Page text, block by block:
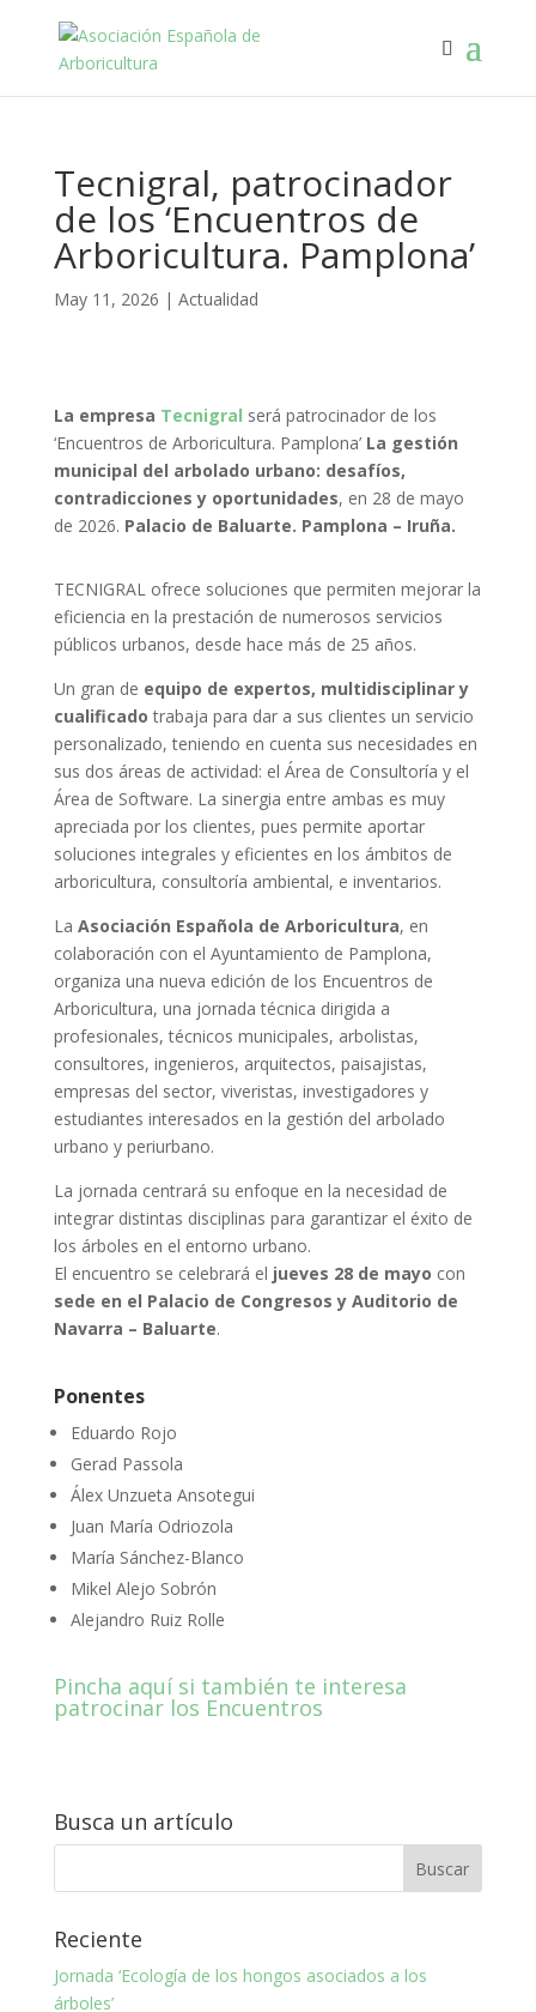
Tecnigral, patrocinador
de los ‘Encuentros de
Arboricultura. Pamplona’
May 11, 2026 | Actualidad
La empresa Tecnigral será patrocinador de los
‘Encuentros de Arboricultura. Pamplona’ La gestión
municipal del arbolado urbano: desafíos,
contradicciones y oportunidades, en 28 de mayo
de 2026. Palacio de Baluarte. Pamplona – Iruña.
TECNIGRAL ofrece soluciones que permiten mejorar la
eficiencia en la prestación de numerosos servicios
públicos urbanos, desde hace más de 25 años.
Un gran de equipo de expertos, multidisciplinar y
cualificado trabaja para dar a sus clientes un servicio
personalizado, teniendo en cuenta sus necesidades en
sus dos áreas de actividad: el Área de Consultoría y el
Área de Software. La sinergia entre ambas es muy
apreciada por los clientes, pues permite aportar
soluciones integrales y eficientes en los ámbitos de
arboricultura, consultoría ambiental, e inventarios.
La Asociación Española de Arboricultura, en
colaboración con el Ayuntamiento de Pamplona,
organiza una nueva edición de los Encuentros de
Arboricultura, una jornada técnica dirigida a
profesionales, técnicos municipales, arbolistas,
consultores, ingenieros, arquitectos, paisajistas,
empresas del sector, viveristas, investigadores y
estudiantes interesados en la gestión del arbolado
urbano y periurbano.
La jornada centrará su enfoque en la necesidad de
integrar distintas disciplinas para garantizar el éxito de
los árboles en el entorno urbano.
El encuentro se celebrará el jueves 28 de mayo con
sede en el Palacio de Congresos y Auditorio de
Navarra – Baluarte.
Ponentes
Eduardo Rojo
Gerad Passola
Álex Unzueta Ansotegui
Juan María Odriozola
María Sánchez-Blanco
Mikel Alejo Sobrón
Alejandro Ruiz Rolle
Pincha aquí si también te interesa
patrocinar los Encuentros
Busca un artículo
Reciente
Jornada ‘Ecología de los hongos asociados a los
árboles’